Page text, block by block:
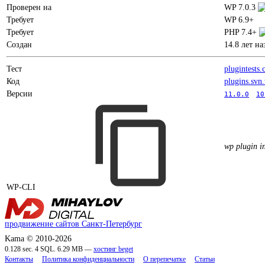
Проверен на
WP 7.0.3
Требует
WP 6.9+
Требует
PHP 7.4+
Создан
14.8 лет
Тест
Код
Версии
11.0.0
WP-CLI
wp plugin
продвижение сайтов Санкт-Петербург
Kama © 2010-2026
0.128 sec. 4 SQL. 6.29 MB — хостинг beget
Контакты
Политика конфиденциальности О перепечатке Статьи